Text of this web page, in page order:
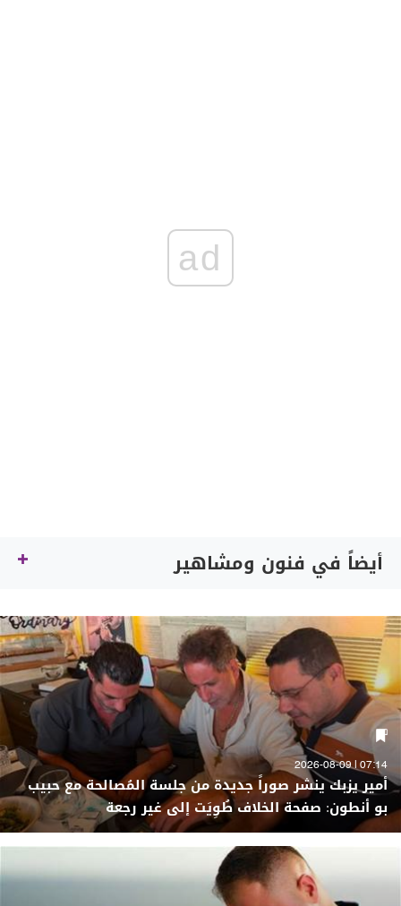
ad
أيضاً في فنون ومشاهير
07:14 | 2026-08-09
أمير يزبك ينشر صوراً جديدة من جلسة المُصالحة مع حبيب
بو أنطون: صفحة الخلاف طُوِيَت إلى غير رجعة